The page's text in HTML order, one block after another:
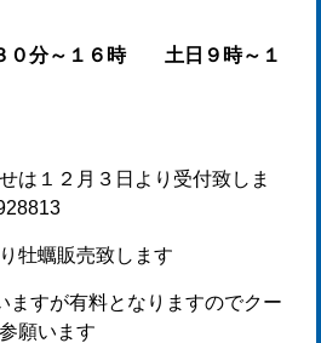
０分～１６時 土日９時～１
は１２月３日より受付致しま
牡蠣販売致します
ますが有料となりますのでクー
願います